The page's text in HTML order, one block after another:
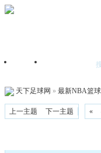
首页
天下足球网 » 最新NBA篮
上一主题 下一主题 «